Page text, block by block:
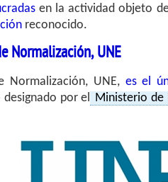
en la actividad objeto
reconocido.
Normalización, UNE
Normalización, UNE, es el
por el Ministerio de